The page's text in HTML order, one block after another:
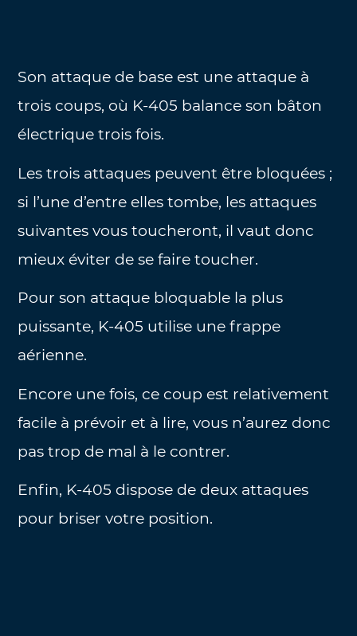
Son attaque de base est une attaque à
trois coups, où K-405 balance son bâton
électrique trois fois.
Les trois attaques peuvent être bloquées ;
si l’une d’entre elles tombe, les attaques
suivantes vous toucheront, il vaut donc
mieux éviter de se faire toucher.
Pour son attaque bloquable la plus
puissante, K-405 utilise une frappe
aérienne.
Encore une fois, ce coup est relativement
facile à prévoir et à lire, vous n’aurez donc
pas trop de mal à le contrer.
Enfin, K-405 dispose de deux attaques
pour briser votre position.